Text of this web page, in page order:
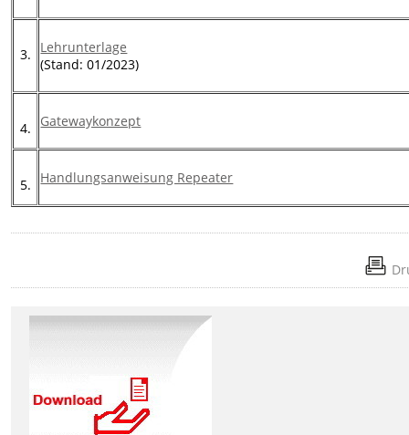
3.
Lehrunterlage
(Stand: 01/2023)
4. Gatewaykonzept
5. Handlungsanweisung Repeater